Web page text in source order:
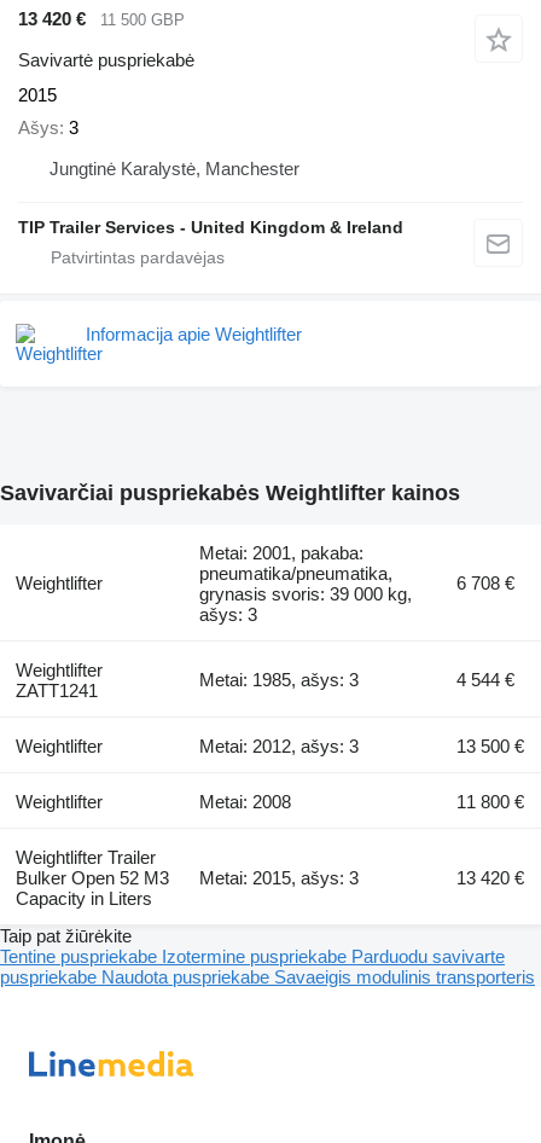
13 420 € 11 500 GBP
Savivartė puspriekabė
2015
Ašys 3
Jungtinė Karalystė, Manchester
TIP Trailer Services - United Kingdom & Ireland
Informacija apie Weightlifter
Savivarčiai puspriekabės Weightlifter kainos
Weightlifter
Metai: 2001, pakaba:
pneumatika/pneumatika,
grynasis svoris: 39 000 kg,
ašys: 3
6 708 €
Weightlifter
ZATT1241
Metai: 1985, ašys: 3 4 544 €
Weightlifter Metai: 2012, ašys: 3 13 500 €
Weightlifter Metai: 2008 11 800 €
Weightlifter Trailer
Bulker Open 52 M3
Capacity in Liters
Metai: 2015, ašys: 3 13 420 €
Taip pat žiūrėkite
Tentine puspriekabe Izotermine puspriekabe Parduodu savivarte
puspriekabe Naudota puspriekabe Savaeigis modulinis transporteris